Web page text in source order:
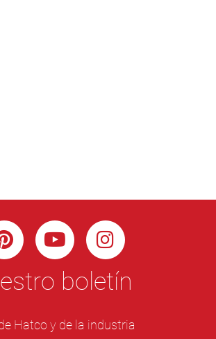
boletín
Hatco y de la industria